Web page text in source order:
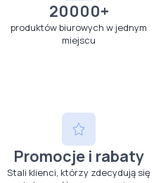
20000+
produktów biurowych w jednym
miejscu
Promocje i rabaty
Stali klienci, którzy zdecydują się